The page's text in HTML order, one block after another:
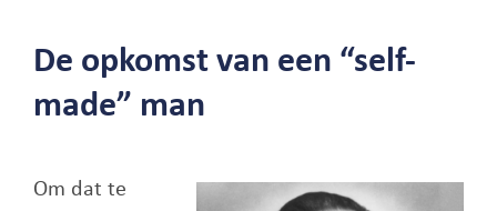
De opkomst van een “self-
made” man
Om dat te